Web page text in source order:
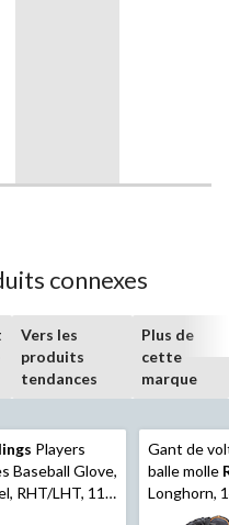
connexes
Vers les
produits
tendances
Plus de
cette
marque
Players
Baseball Glove,
RHT/LHT, 11-
Gant de
balle molle
Longhorn,
lanceur